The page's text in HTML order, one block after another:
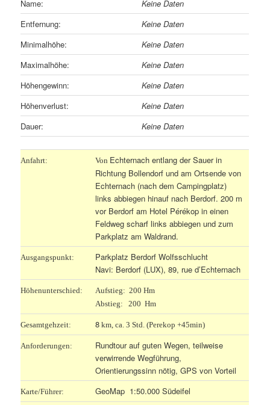
Name:
Keine Daten
Entfernung:
Keine Daten
Minimalhöhe:
Keine Daten
Maximalhöhe:
Keine Daten
Höhengewinn:
Keine Daten
Höhenverlust:
Keine Daten
Dauer:
Keine Daten
Anfahrt: Von Echternach entlang der Sauer in
Richtung Bollendorf und am Ortsende von
Echternach (nach dem Campingplatz)
links abbiegen hinauf nach Berdorf. 200 m
vor Berdorf am Hotel Pérékop in einen
Feldweg scharf links abbiegen und zum
Parkplatz am Waldrand.
Ausgangspunkt:
Parkplatz Berdorf Wolfsschlucht
Navi: Berdorf (LUX), 89, rue d’Echternach
Höhenunterschied:
Aufstieg: 200 Hm
Abstieg: 200 Hm
Gesamtgehzeit: 8 km, ca. 3 Std. (Perekop +45min)
Anforderungen:
Rundtour auf guten Wegen, teilweise
verwirrende Wegführung,
Orientierungssinn nötig, GPS von Vorteil
Karte/Führer: GeoMap 1:50.000 Südeifel